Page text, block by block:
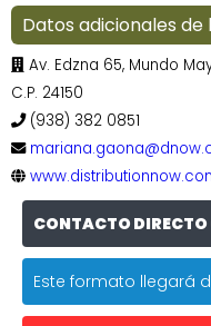
Datos adicionales
Av. Edzna 65, Mundo
C.P. 24150
(938) 382 0851
CONTACTO DIRECTO
Este formato llegará